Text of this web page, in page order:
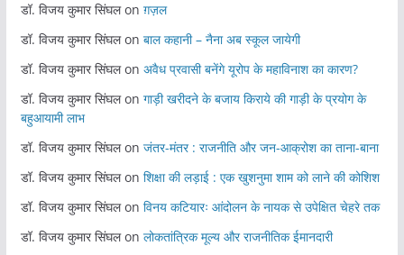
डॉ. विजय कुमार सिंघलon ग़ज़ल
डॉ. विजय कुमार सिंघलon बाल कहानी – नैना अब स्कूल जायेगी
डॉ. विजय कुमार सिंघलon अवैध प्रवासी बनेंगे यूरोप के महाविनाश का कारण?
डॉ. विजय कुमार सिंघलon गाड़ी खरीदने के बजाय किराये की गाड़ी के प्रयोग के
बहुआयामी लाभ
डॉ. विजय कुमार सिंघलon जंतर-मंतर : राजनीति और जन-आक्रोश का ताना-बाना
डॉ. विजय कुमार सिंघलon शिक्षा की लड़ाई : एक खुशनुमा शाम को लाने की कोशिश
डॉ. विजय कुमार सिंघलon विनय कटियारः आंदोलन के नायक से उपेक्षित चेहरे तक
डॉ. विजय कुमार सिंघलon लोकतांत्रिक मूल्य और राजनीतिक ईमानदारी